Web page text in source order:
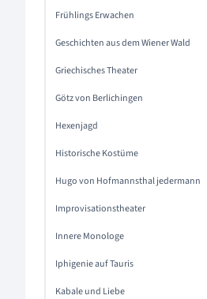
Frühlings Erwachen
Geschichten aus dem Wiener Wald
Griechisches Theater
Götz von Berlichingen
Hexenjagd
Historische Kostüme
Hugo von Hofmannsthal jedermann
Improvisationstheater
Innere Monologe
Iphigenie auf Tauris
Kabale und Liebe